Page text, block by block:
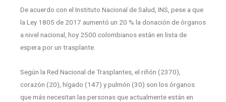
De acuerdo con el Instituto Nacional de Salud, INS, pese a que
la Ley 1805 de 2017 aumentó un 20 % la donación de órganos
a nivel nacional, hoy 2500 colombianos están en lista de
espera por un trasplante.
Según la Red Nacional de Trasplantes, el riñón (2370),
corazón (20), hígado (147) y pulmón (30) son los órganos
que más necesitan las personas que actualmente están en